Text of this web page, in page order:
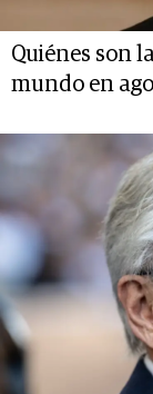
Quiénes son
mundo en